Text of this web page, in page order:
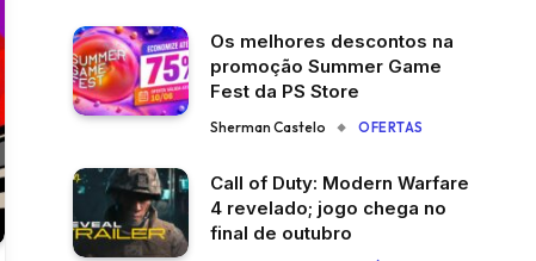
Os melhores descontos na
promoção Summer Game
Fest da PS Store
Sherman Castelo OFERTAS
Call of Duty: Modern Warfare
4 revelado; jogo chega no
final de outubro